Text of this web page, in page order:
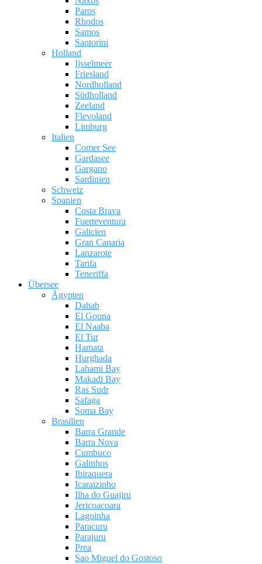
Paros
Rhodos
Samos
Santorini
Holland
Ijsselmeer
Friesland
Nordholland
Südholland
Zeeland
Flevoland
Limburg
Italien
Comer See
Gardasee
Gargano
Sardinien
Schweiz
Spanien
Costa Brava
Fuerteventura
Galicien
Gran Canaria
Lanzarote
Tarifa
Teneriffa
Übersee
Ägypten
Dahab
El Gouna
El Naaba
El Tur
Hamata
Hurghada
Lahami Bay
Makadi Bay
Ras Sudr
Safaga
Soma Bay
Brasilien
Barra Grande
Barra Nova
Cumbuco
Galinhos
Ibiraquera
Icaraizinho
Ilha do Guajiru
Jericoacoara
Lagoinha
Paracuru
Parajuru
Prea
Sao Miguel do Gostoso